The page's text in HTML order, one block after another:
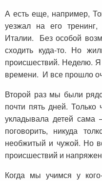
А есть еще, например,
уезжал на его
Италии. Без особой
сходить куда-то. Но
происшествий. Неделю.
времени. И все прошло
Второй раз мы были
почти пять дней.
укладывала детей
поговорить, никуда
необжитый и чужой. Но
происшествий и
Когда мы учимся у